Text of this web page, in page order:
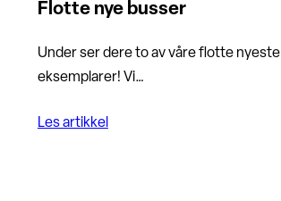
Flotte nye busser
Under ser dere to av våre flotte nyeste
eksemplarer! Vi…
Les artikkel